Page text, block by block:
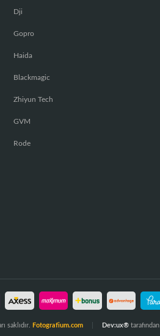
Dji
Gopro
Haida
Blackmagic
Zhiyun Tech
GVM
Rode
saklıdır. Fotografium.com Dev:ux®tarafından